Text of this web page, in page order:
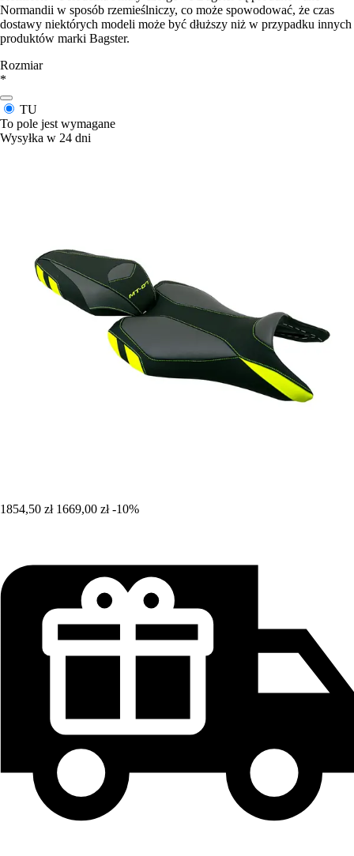
Normandii w sposób rzemieślniczy, co może spowodować, że czas
dostawy niektórych modeli może być dłuższy niż w przypadku innych
produktów marki Bagster.
Rozmiar
*
TU
To pole jest wymagane
Wysyłka w 24 dni
1854,50 zł 1669,00 zł -10%